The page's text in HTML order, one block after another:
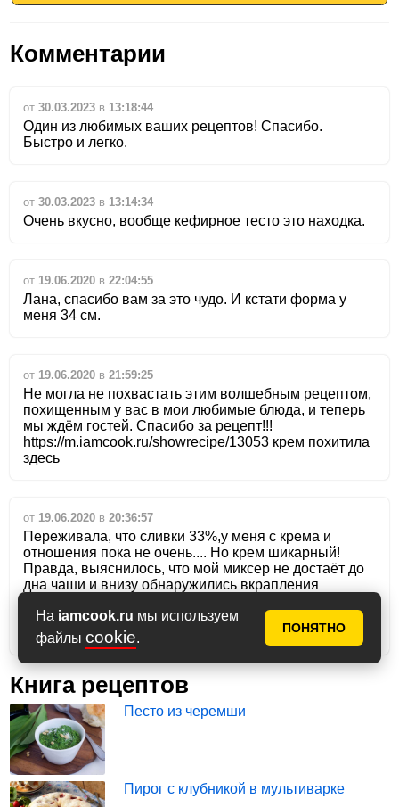
На iamcook.ru мы используем
файлы cookie.
ПОНЯТНО
Комментарии
от30.03.2023 в 13:18:44
Один из любимых ваших рецептов! Спасибо.
Быстро и легко.
от30.03.2023 в 13:14:34
Очень вкусно, вообще кефирное тесто это находка.
от 19.06.2020 в22:04:55
Лана, спасибо вам за это чудо. И кстати форма у
меня 34 см.
от 19.06.2020 в21:59:25
Не могла не похвастать этим волшебным рецептом,
похищенным у вас в мои любимые блюда, и теперь
мы ждём гостей. Спасибо за рецепт!!!
https://m.iamcook.ru/showrecipe/13053 крем похитила
здесь
от 19.06.2020 в20:36:57
Переживала, что сливки 33%,у меня с крема и
отношения пока не очень.... Но крем шикарный!
Правда, выяснилось, что мой миксер не достаёт до
дна чаши и внизу обнаружились вкрапления
даже лучше (могу ли спорить с мнением
экспертов)))). Огромное спасибо за рецепт!!!
Книга рецептов
Песто из черемши
Пирог с клубникой в мультиварке